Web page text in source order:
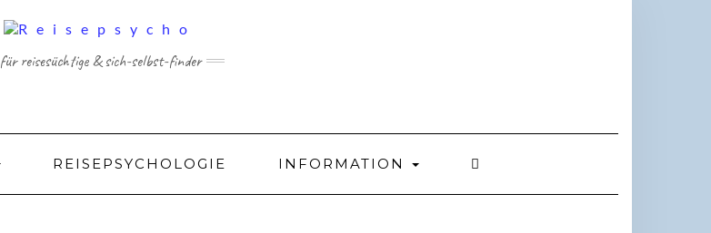
für reisesüchtige & sich-selbst-finder
REISEPSYCHOLOGIE INFORMATION